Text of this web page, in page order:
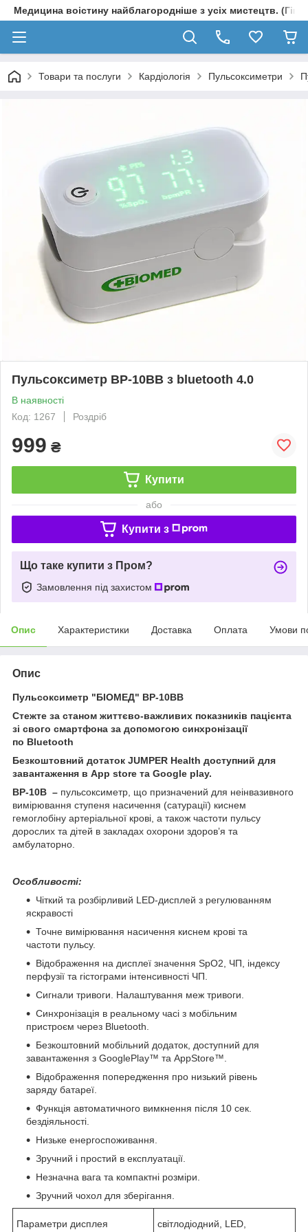
Медицина воістину найблагородніше з усіх мистецтв.
Товари та послуги Кардіологія Пульсоксиметри
Пульсоксиметр ВР-10ВB з bluetooth 4.0
В наявності
Код: 1267
Роздріб
999 ₴
Купити
або
Купити з
Що таке купити з Пром?
Замовлення під захистом
Опис Характеристики Доставка Оплата Умови
Опис
Пульсоксиметр "БІОМЕД" ВР-10BB
Стежте за станом життєво-важливих показників пацієнта
зі свого смартфона за допомогою синхронізації
по Bluetooth
Безкоштовний дотаток JUMPER Health доступний для
завантаження в App store та Google play.
ВP-10В – пульсоксиметр, що призначений для неінвазивного
вимірювання ступеня насичення (сатурації) киснем
гемоглобіну артеріальної крові, а також частоти пульсу
дорослих та дітей в закладах охорони здоров’я та
амбулаторно.
Особливості:
Чіткий та розбірливий LED-дисплей з регулюванням
яскравості
Точне вимірювання насичення киснем крові та
частоти пульсу.
Відображення на дисплеї значення SpO2, ЧП, індексу
перфузії та гістограми інтенсивності ЧП.
Сигнали тривоги. Налаштування меж тривоги.
Синхронізація в реальному часі з мобільним
пристроєм через Bluetooth.
Безкоштовний мобільний додаток, доступний для
завантаження з GooglePlay™ та AppStore™.
Відображення попередження про низький рівень
заряду батареї.
Функція автоматичного вимкнення після 10 сек.
бездіяльності.
Низьке енергоспоживання.
Зручний і простий в експлуатації.
Незначна вага та компактні розміри.
Зручний чохол для зберігання.
Параметри дисплея
світлодіодний, LED,